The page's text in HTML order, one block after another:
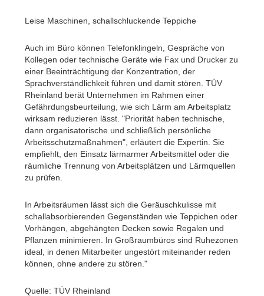
Leise Maschinen, schallschluckende Teppiche
Auch im Büro können Telefonklingeln, Gespräche von
Kollegen oder technische Geräte wie Fax und Drucker zu
einer Beeinträchtigung der Konzentration, der
Sprachverständlichkeit führen und damit stören. TÜV
Rheinland berät Unternehmen im Rahmen einer
Gefährdungsbeurteilung, wie sich Lärm am Arbeitsplatz
wirksam reduzieren lässt. "Priorität haben technische,
dann organisatorische und schließlich persönliche
Arbeitsschutzmaßnahmen", erläutert die Expertin. Sie
empfiehlt, den Einsatz lärmarmer Arbeitsmittel oder die
räumliche Trennung von Arbeitsplätzen und Lärmquellen
zu prüfen.
In Arbeitsräumen lässt sich die Geräuschkulisse mit
schallabsorbierenden Gegenständen wie Teppichen oder
Vorhängen, abgehängten Decken sowie Regalen und
Pflanzen minimieren. In Großraumbüros sind Ruhezonen
ideal, in denen Mitarbeiter ungestört miteinander reden
können, ohne andere zu stören."
Quelle: TÜV Rheinland